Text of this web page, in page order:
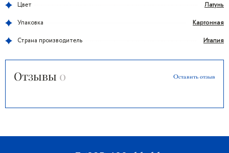
Цвет Латунь
Упаковка Картонная
Страна производитель Италия
Отзывы 0 Оставить отзыв